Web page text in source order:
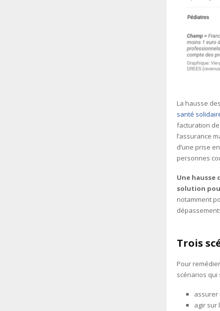
La hausse
santé
facturation
l’assurance
d’une prise
personnes
Une hausse
solution
notamment
Trois
Pour
scénarios qui
assurer
agir sur